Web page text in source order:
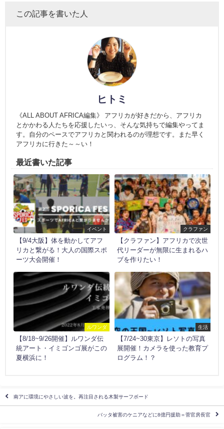
この記事を書いた人
ヒトミ
《ALL ABOUT AFRICA編集》 アフリカが好きだから、アフリカ
とかかわる人たちを応援したいっ、そんな気持ちで編集やってま
す。自分のペースでアフリカと関われるのが理想です。また早く
アフリカに行きた～～い！
最近書いた記事
イベント
【9/4大阪】体を動かしてアフ
リカと繋がる！大人の国際スポ
ーツ大会開催！
クラファン
【クラファン】アフリカで次世
代リーダーが無限に生まれるハ
ブを作りたい！
ルワンダ
【8/18~9/26開催】ルワンダ伝
統アート・イミゴンゴ展がこの
夏横浜に！
生活
【7/24~30東京】レソトの写真
展開催！カメラを使った教育プ
ログラム！？
南アに環境にやさしい波を。再注目される木製サーフボード
バッタ被害のケニアなどに8億円援助＝菅官房長官